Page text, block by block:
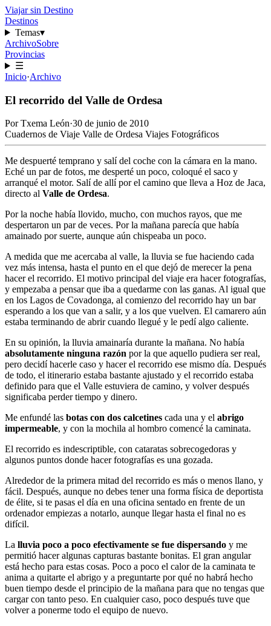
Viajar sin Destino
Destinos
Temas▾
ArchivoSobre
Provincias
☰
Inicio·Archivo
El recorrido del Valle de Ordesa
PorTxema León·30 de junio de 2010
Cuadernos de Viaje Valle de Ordesa Viajes Fotográficos
Me despuerté temprano y salí del coche con la cámara en la mano.
Eché un par de fotos, me desperté un poco, coloqué el saco y
arranqué el motor. Salí de allí por el camino que lleva a Hoz de Jaca,
directo al Valle de Ordesa.
Por la noche había llovido, mucho, con muchos rayos, que me
despertaron un par de veces. Por la mañana parecía que había
amainado por suerte, aunque aún chispeaba un poco.
A medida que me acercaba al valle, la lluvia se fue haciendo cada
vez más intensa, hasta el punto en el que dejó de merecer la pena
hacer el recorrido. El motivo principal del viaje era hacer fotografías,
y empezaba a pensar que iba a quedarme con las ganas. Al igual que
en los Lagos de Covadonga, al comienzo del recorrido hay un bar
esperando a los que van a salir, y a los que vuelven. El camarero aún
estaba terminando de abrir cuando llegué y le pedí algo caliente.
En su opinión, la lluvia amainaría durante la mañana. No había
absolutamente ninguna razón por la que aquello pudiera ser real,
pero decidí hacerle caso y hacer el recorrido ese mismo día. Después
de todo, el itinerario estaba bastante ajustado y el recorrido estaba
definido para que el Valle estuviera de camino, y volver después
significaba perder tiempo y dinero.
Me enfundé las botas con dos calcetines cada una y el abrigo
impermeable, y con la mochila al hombro comencé la caminata.
El recorrido es indescriptible, con cataratas sobrecogedoras y
algunos puntos donde hacer fotografías es una gozada.
Alrededor de la primera mitad del recorrido es más o menos llano, y
fácil. Después, aunque no debes tener una forma física de deportista
de élite, si te pasas el día en una oficina sentado en frente de un
ordenador empiezas a notarlo, aunque llegar hasta el final no es
difícil.
La lluvia poco a poco efectivamente se fue dispersando y me
permitió hacer algunas capturas bastante bonitas. El gran angular
está hecho para estas cosas. Poco a poco el calor de la caminata te
anima a quitarte el abrigo y a preguntarte por qué no habrá hecho
buen tiempo desde el principio de la mañana para que no tengas que
cargar con tanto peso. En cualquier caso, poco después tuve que
volver a ponerme todo el equipo de nuevo.